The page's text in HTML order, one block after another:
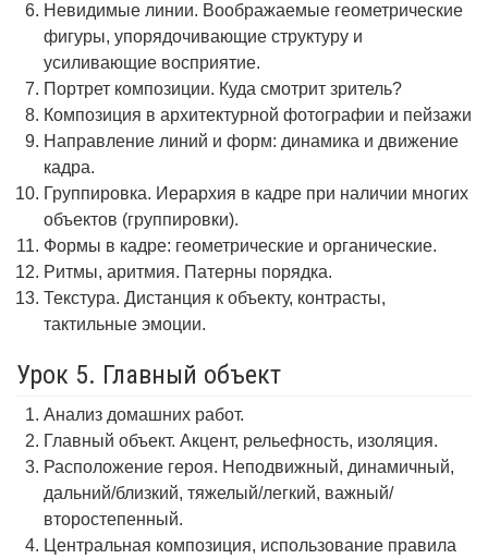
Невидимые линии. Воображаемые геометрические
фигуры, упорядочивающие структуру и
усиливающие восприятие.
Портрет композиции. Куда смотрит зритель?
Композиция в архитектурной фотографии и пейзажи
Направление линий и форм: динамика и движение
кадра.
Группировка. Иерархия в кадре при наличии многих
объектов (группировки).
Формы в кадре: геометрические и органические.
Ритмы, аритмия. Патерны порядка.
Текстура. Дистанция к объекту, контрасты,
тактильные эмоции.
Урок 5. Главный объект
Анализ домашних работ.
Главный объект. Акцент, рельефность, изоляция.
Расположение героя. Неподвижный, динамичный,
дальний/близкий, тяжелый/легкий, важный/
второстепенный.
Центральная композиция, использование правила